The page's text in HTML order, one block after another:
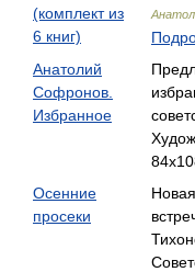
(комплект из
6 книг)
Анатолий
Софронов.
Избранное
Осенние
просеки